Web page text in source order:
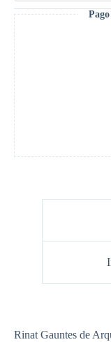
Amarillo
Blanco
Niño
cantidad
Rinat Gauntes de